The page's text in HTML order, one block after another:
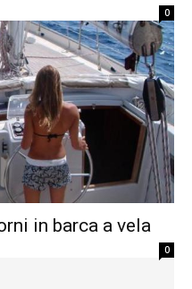
0
in barca a vela
0